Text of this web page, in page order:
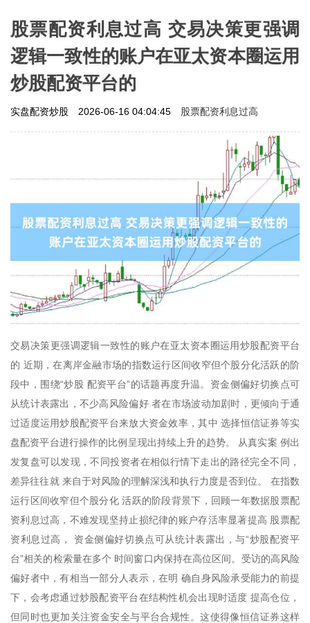
股票配资利息过高 交易决策更强调
逻辑一致性的账户在亚太资本圈运用
炒股配资平台的
实盘配资炒股 2026-06-16 04:04:45 股票配资利息过高
交易决策更强调逻辑一致性的账户在亚太资本圈运用炒股配资平台
的 近期，在离岸金融市场的指数运行区间收窄但个股分化活跃的阶
段中，围绕“炒股 配资平台”的话题再度升温。资金侧偏好切换点可
从统计表露出，不少高风险偏好 者在市场波动加剧时，更倾向于通
过适度运用炒股配资平台来放大资金效率，其中 选择恒信证券等实
盘配资平台进行操作的比例呈现出持续上升的趋势。 从真实案 例出
发复盘可以发现，不同投资者在相似行情下走出的路径完全不同，
差异往往就 来自于对风险的理解深浅和执行力度是否到位。 在指数
运行区间收窄但个股分化 活跃的阶段背景下，回顾一年数据股票配
资利息过高，不难发现坚持止损纪律的账户存活率显著提高 股票配
资利息过高， 资金侧偏好切换点可从统计表露出，与“炒股配资平
台”相关的检索量在多个 时间窗口内保持在高位区间。受访的高风险
偏好者中，有相当一部分人表示，在明 确自身风险承受能力的前提
下，会考虑通过炒股配资平台在结构性机会出现时适度 提高仓位，
但同时也更加关注资金安全与平台合规性。这使得像恒信证券这样